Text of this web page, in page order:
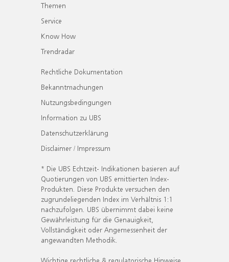
Themen
Service
Know How
Trendradar
Rechtliche Dokumentation
Bekanntmachungen
Nutzungsbedingungen
Information zu UBS
Datenschutzerklärung
Disclaimer / Impressum
* Die UBS Echtzeit- Indikationen basieren auf
Quotierungen von UBS emittierten Index-
Produkten. Diese Produkte versuchen den
zugrundeliegenden Index im Verhältnis 1:1
nachzufolgen. UBS übernimmt dabei keine
Gewährleistung für die Genauigkeit,
Vollständigkeit oder Angemessenheit der
angewandten Methodik.